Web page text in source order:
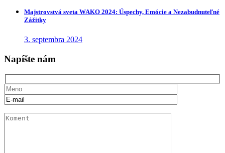
Majstrovstvá sveta WAKO 2024: Úspechy, Emócie a Nezabudnuteľné
Zážitky
3. septembra 2024
Napíšte nám